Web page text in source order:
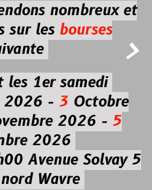

nombreux et
sur les bourses
1er samedi
2026 - 3Octobre
2026 - 5
2026
Avenue Solvay 5
Wavre